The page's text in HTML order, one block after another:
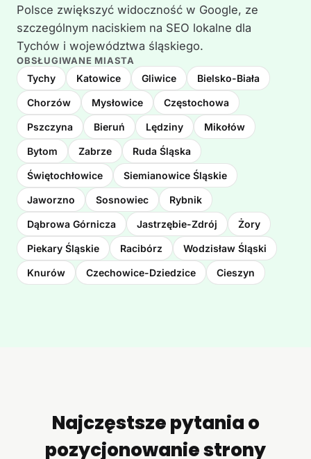
Polsce zwiększyć widoczność w Google, ze
szczególnym naciskiem na SEO lokalne dla
Tychów i województwa śląskiego.
OBSŁUGIWANE MIASTA
Tychy Katowice Gliwice Bielsko-Biała
Chorzów Mysłowice Częstochowa
Pszczyna Bieruń Lędziny Mikołów
Bytom Zabrze Ruda Śląska
Świętochłowice Siemianowice Śląskie
Jaworzno Sosnowiec Rybnik
Dąbrowa Górnicza Jastrzębie-Zdrój Żory
Piekary Śląskie Racibórz Wodzisław Śląski
Knurów Czechowice-Dziedzice Cieszyn
Najczęstsze pytania o
pozycjonowanie strony